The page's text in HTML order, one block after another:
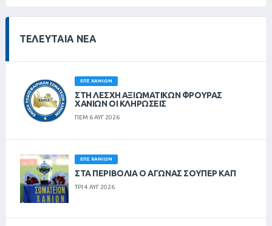
ΤΕΛΕΥΤΑΊΑ ΝΈΑ
ΕΠΣ ΧΑΝΊΩΝ
ΣΤΗ ΛΈΣΧΗ ΑΞΙΩΜΑΤΙΚΏΝ ΦΡΟΥΡΆΣ
ΧΑΝΊΩΝ ΟΙ ΚΛΗΡΏΣΕΙΣ
ΠΕΜ 6 ΑΥΓ 2026
ΕΠΣ ΧΑΝΊΩΝ
ΣΤΑ ΠΕΡΙΒΟΛΙΑ Ο ΑΓΩΝΑΣ ΣΟΥΠΕΡ ΚΑΠ
ΤΡΙ 4 ΑΥΓ 2026